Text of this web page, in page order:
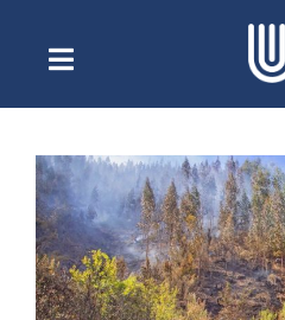
contenidoToggle
NavigationEscuchar Radio
Quiénes